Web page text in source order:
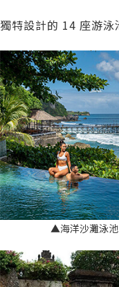
獨特設計的 14 座游
▲海洋沙灘泳池